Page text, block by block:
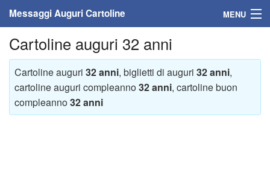
Messaggi Auguri Cartoline MENU
Home
Messaggi
Cartoline
Cartoline auguri 32 anni
Cartoline auguri 32 anni, biglietti di auguri 32 anni,
cartoline auguri compleanno32 anni, cartoline buon
compleanno32 anni